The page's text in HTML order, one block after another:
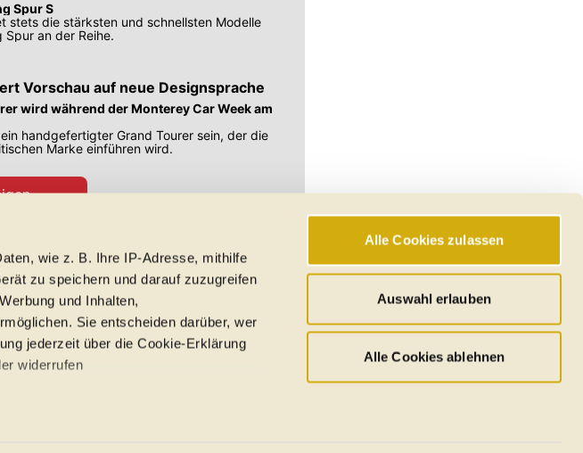
wie z. B. Ihre IP-Adresse, mithilfe
zu speichern und darauf zuzugreifen
und Inhalten,
Sie entscheiden darüber, wer
jederzeit über die Cookie-Erklärung
widerrufen
Alle Cookies zulassen
Auswahl erlauben
Alle Cookies ablehnen
Spur S
stets die stärksten und schnellsten Modelle
an der Reihe.
Vorschau auf neue Designsprache
wird während der Monterey Car Week am
handgefertigter Grand Tourer sein, der die
Marke einführen wird.
Quelle: Auto-News
Technische Daten, Verbrauchswerte, Reichweiten
übernimmt entsprechend den